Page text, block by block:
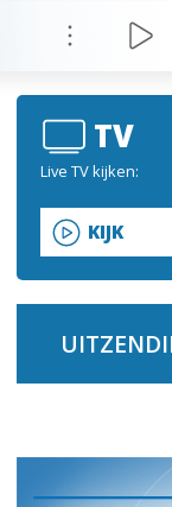
TV
Live TV kijken:
KIJK